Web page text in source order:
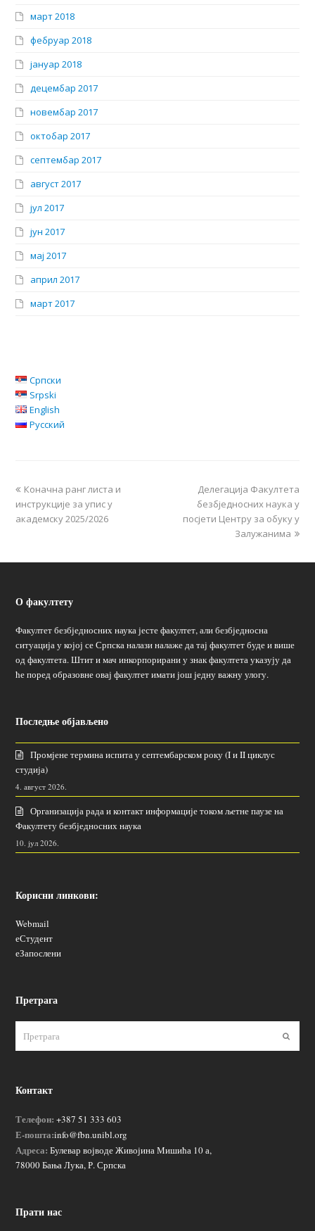
март 2018
фебруар 2018
јануар 2018
децембар 2017
новембар 2017
октобар 2017
септембар 2017
август 2017
јул 2017
јун 2017
мај 2017
април 2017
март 2017
Српски
Srpski
English
Русский
Коначна ранг листа и
инструкције за упис у
академску 2025/2026
Делегација Факултета
безбједносних наука у
посјети Центру за обуку у
Залужанима
О факултету
Факултет безбједносних наука јесте факултет, али безбједносна
ситуација у којој се Српска налази налаже да тај факултет буде и више
од факултета. Штит и мач инкорпорирани у знак факултета указују да
ће поред образовне овај факултет имати још једну важну улогу.
Последње објављено
Промјене термина испита у септембарском року (I и II циклус
студија)
4. август 2026.
Организација рада и контакт информације током љетне паузе на
Факултету безбједносних наука
10. јул 2026.
Корисни линкови:
Webmail
еСтудент
еЗапослени
Претрага
Контакт
Телефон: +387 51 333 603
Е-пошта:info@fbn.unibl.org
Адреса: Булевар војводе Живојина Мишића 10 а,
78000 Бања Лука, Р. Српска
Прати нас